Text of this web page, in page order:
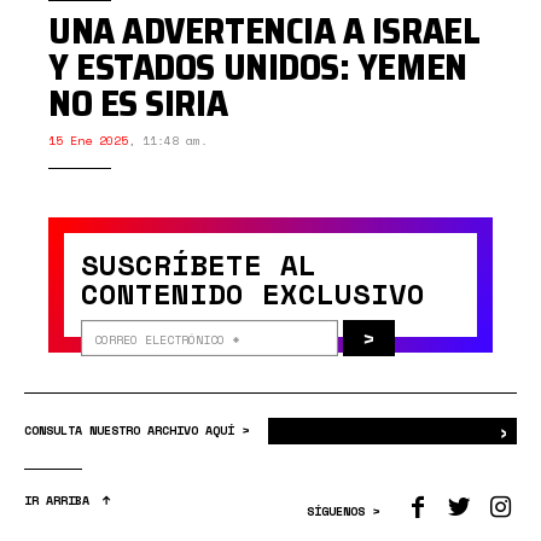
UNA ADVERTENCIA A ISRAEL
Y ESTADOS UNIDOS: YEMEN
NO ES SIRIA
15 Ene 2025, 11:48 am.
SUSCRÍBETE AL
CONTENIDO EXCLUSIVO
>
CONSULTA NUESTRO ARCHIVO AQUÍ > ›
IR ARRIBA
SÍGUENOS >